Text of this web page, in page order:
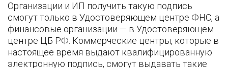
Организации и ИП получить такую подпись
смогут только в Удостоверяющем центре ФНС, а
финансовые организации — в Удостоверяющем
центре ЦБ РФ. Коммерческие центры, которые в
настоящее время выдают квалифицированную
электронную подпись, смогут выдавать такие